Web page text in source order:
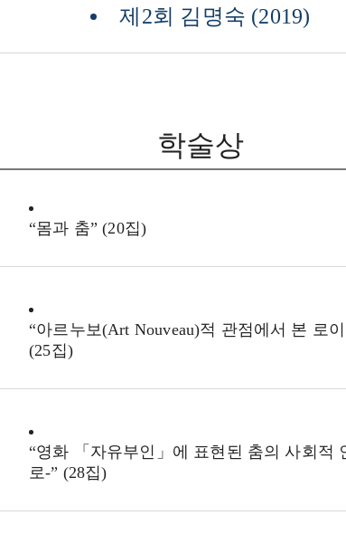
제2회 김명숙 (2019)
학술상
“몸과 춤” (20집)
“아르누보(Art Nouveau)적 관점에서 본 로
(25집)
“영화 「자유부인」에 표현된 춤의 사회적
로-” (28집)